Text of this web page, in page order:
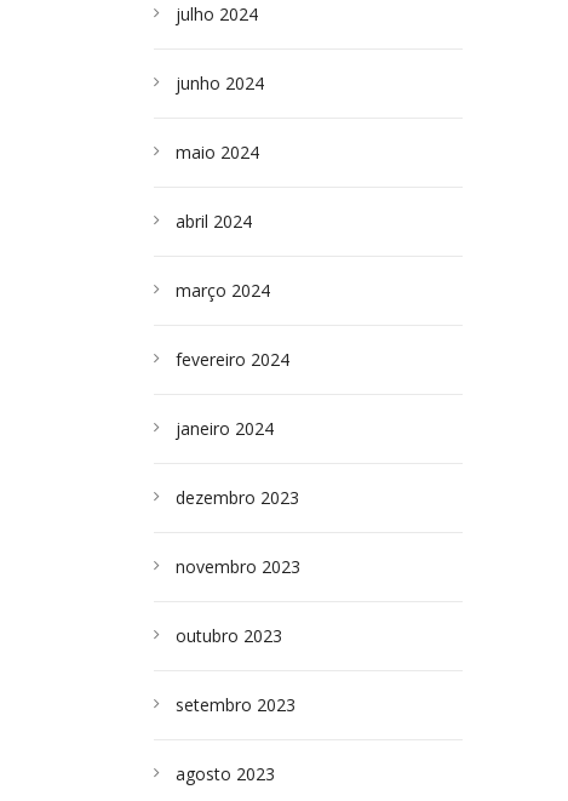
julho 2024
junho 2024
maio 2024
abril 2024
março 2024
fevereiro 2024
janeiro 2024
dezembro 2023
novembro 2023
outubro 2023
setembro 2023
agosto 2023